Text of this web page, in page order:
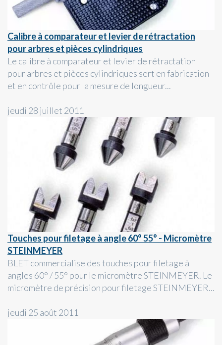
Calibre à comparateur et levier de rétractation
pour arbres et pièces cylindriques
Le calibre à comparateur et levier de rétractation
pour arbres et pièces cylindriques sert en fabrication
et en contrôle pour la mesure de longueur...
jeudi 28 juillet 2011
Touches pour filetage à angle 60° 55° - Micromètre
STEINMEYER
BLET commercialise des touches pour filetage à
angles 60° / 55° pour le micromètre STEINMEYER. Le
micromètre de précision pour filetage STEINMEYER...
jeudi 25 août 2011